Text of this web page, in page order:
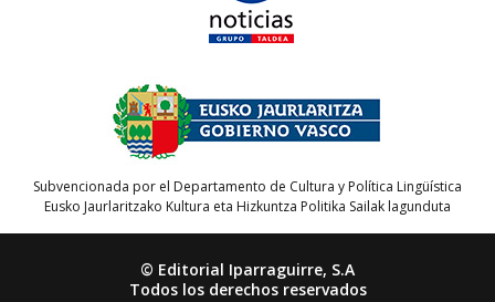
Subvencionada por el Departamento de Cultura y Política Lingüística
Eusko Jaurlaritzako Kultura eta Hizkuntza Politika Sailak lagunduta
© Editorial Iparraguirre, S.A
Todos los derechos reservados